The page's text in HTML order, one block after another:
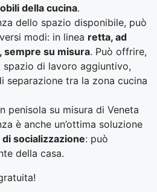
della cucina.
dello spazio disponibile, può
modi: in linea retta, ad
sempre su misura. Può offrire,
di lavoro aggiuntivo,
separazione tra la zona cucina
penisola su misura di Veneta
è anche un’ottima soluzione
socializzazione: può
della casa.